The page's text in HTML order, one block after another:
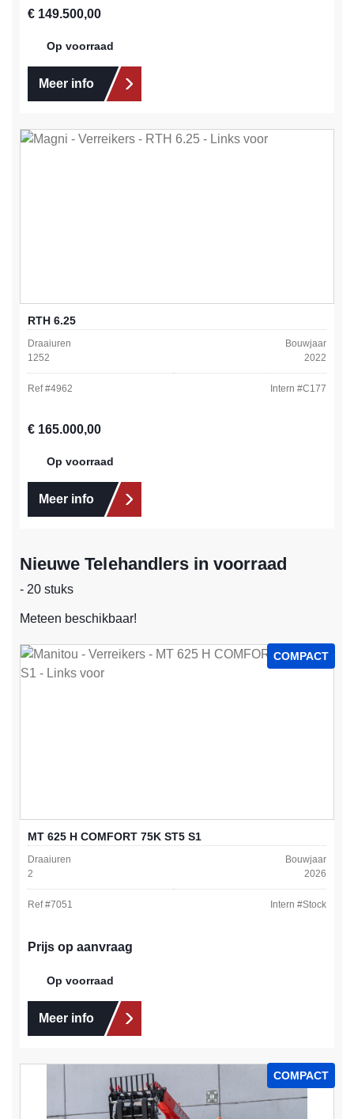
Normale prijs:
€ 149.500,00
Op voorraad
Meer info
RTH 6.25
Draaiuren
1252
Bouwjaar
2022
Ref #4962 Intern #C177
Normale prijs:
€ 165.000,00
Op voorraad
Meer info
Nieuwe Telehandlers in voorraad
- 20 stuks
Meteen beschikbaar!
COMPACT
MT 625 H COMFORT 75K ST5 S1
Draaiuren
2
Bouwjaar
2026
Ref #7051 Intern #Stock
Prijs op aanvraag
Op voorraad
Meer info
COMPACT